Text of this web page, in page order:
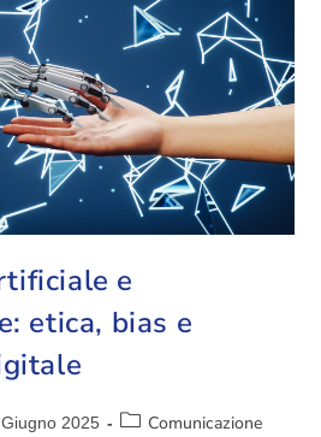
e
etica, bias e
2025 Comunicazione